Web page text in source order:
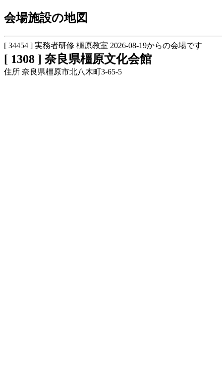
会場施設の地図
[ 34454 ] 実務者研修 橿原教室 2026-08-19からの会場です
[ 1308 ] 奈良県橿原文化会館
住所 奈良県橿原市北八木町3-65-5